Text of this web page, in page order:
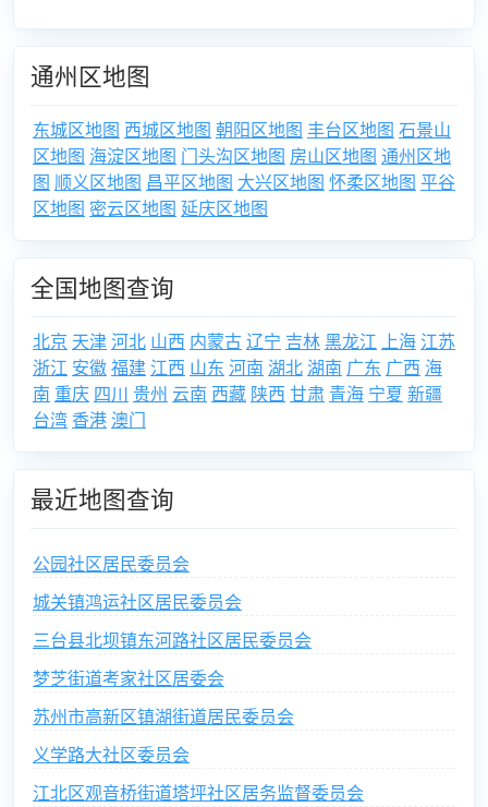
通州区地图
东城区地图 西城区地图 朝阳区地图 丰台区地图 石景山
区地图 海淀区地图 门头沟区地图 房山区地图 通州区地
图 顺义区地图 昌平区地图 大兴区地图 怀柔区地图 平谷
区地图 密云区地图 延庆区地图
全国地图查询
北京 天津河北 山西 内蒙古辽宁 吉林黑龙江 上海 江苏
浙江 安徽福建 江西 山东 河南 湖北湖南 广东 广西 海
南 重庆 四川 贵州 云南 西藏 陕西 甘肃 青海 宁夏 新疆
台湾 香港 澳门
最近地图查询
公园社区居民委员会
城关镇鸿运社区居民委员会
三台县北坝镇东河路社区居民委员会
梦芝街道考家社区居委会
苏州市高新区镇湖街道居民委员会
义学路大社区委员会
江北区观音桥街道塔坪社区居务监督委员会